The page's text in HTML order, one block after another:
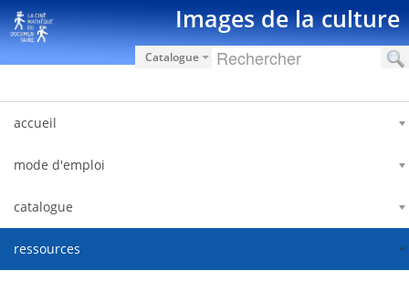
Saut au contenu Images de la culture
Catalogue
accueil
mode d'emploi
catalogue
ressources